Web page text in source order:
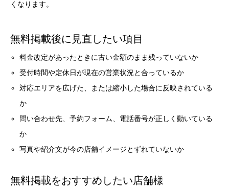
くなります。
無料掲載後に見直したい項目
料金改定があったときに古い金額のまま残っていないか
受付時間や定休日が現在の営業状況と合っているか
対応エリアを広げた、または縮小した場合に反映されている
か
問い合わせ先、予約フォーム、電話番号が正しく動いている
か
写真や紹介文が今の店舗イメージとずれていないか
無料掲載をおすすめしたい店舗様